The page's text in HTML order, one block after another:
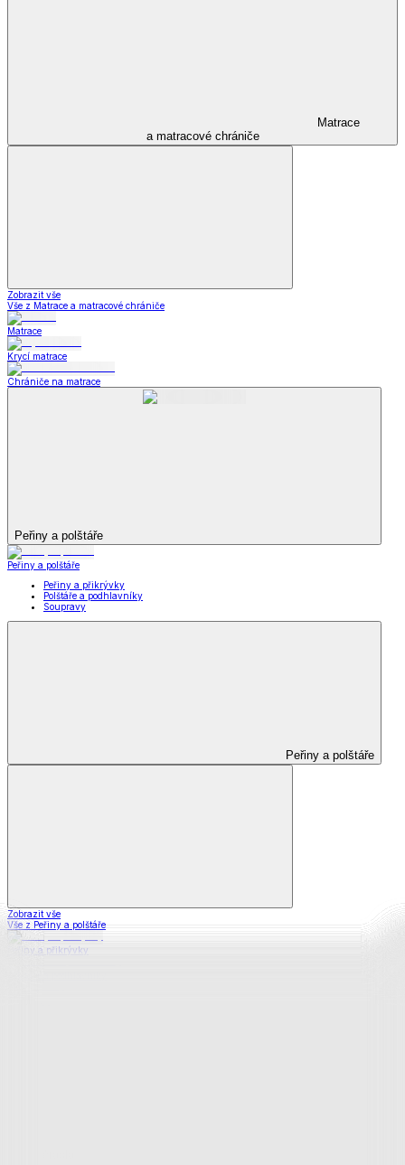
Matrace
a matracové chrániče
Zobrazit vše
Vše z Matrace a matracové chrániče
Matrace
Krycí matrace
Chrániče na matrace
Peřiny a polštáře
Peřiny a polštáře
Peřiny a přikrývky
Polštáře a podhlavníky
Soupravy
Peřiny a polštáře
Zobrazit vše
Vše z Peřiny a polštáře
Peřiny a přikrývky